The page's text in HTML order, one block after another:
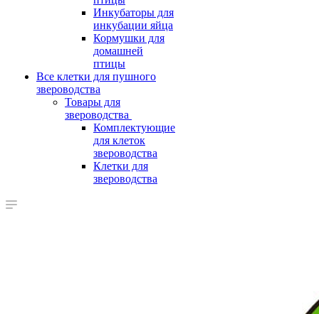
Инкубаторы для
инкубации яйца
Кормушки для
домашней
птицы
Все клетки для пушного
звероводства
Товары для
звероводства
Комплектующие
для клеток
звероводства
Клетки для
звероводства